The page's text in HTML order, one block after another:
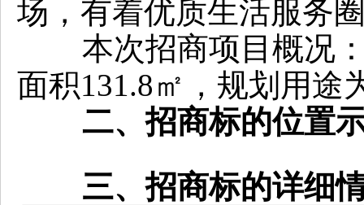
场，有着优质生活服务
本次招商项目概况：
面积131.8㎡，规划用途
二、招商标的位置
三、招商标的详细